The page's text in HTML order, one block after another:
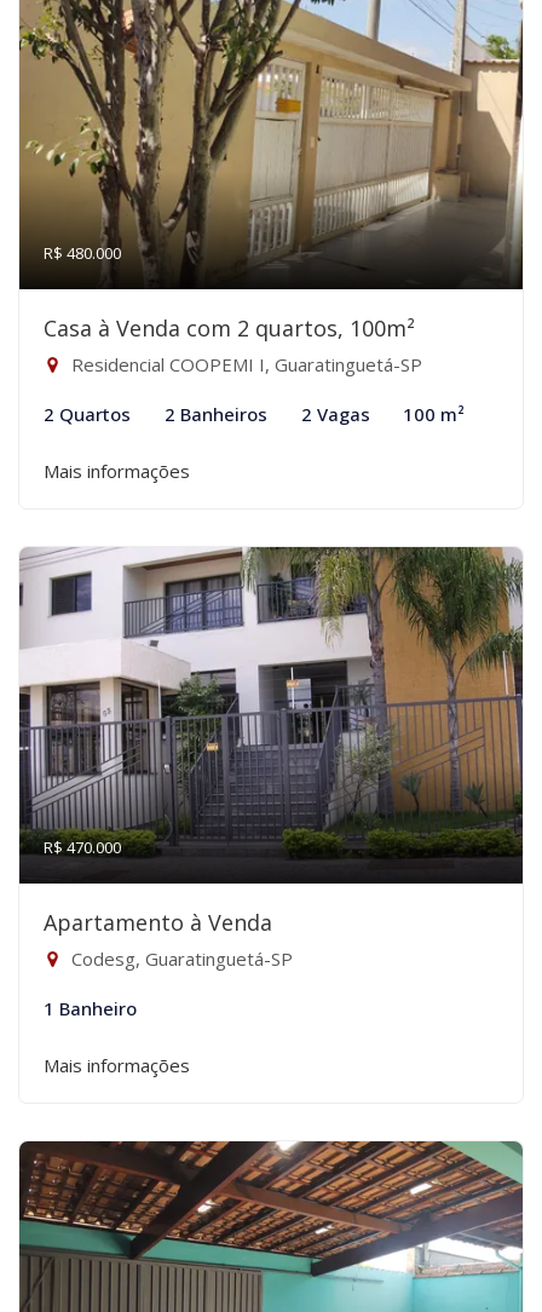
R$ 480.000
Casa à Venda com 2 quartos, 100m²
Residencial COOPEMI I, Guaratinguetá-SP
2 Quartos 2 Banheiros 2 Vagas 100 m²
Mais informações
R$ 470.000
Apartamento à Venda
Codesg, Guaratinguetá-SP
1 Banheiro
Mais informações